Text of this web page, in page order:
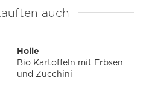
auch
Holle
Bio Kartoffeln mit Erbsen
und Zucchini